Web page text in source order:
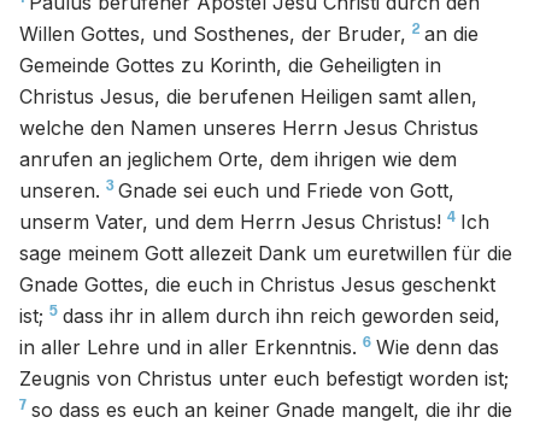
Willen Gottes, und Sosthenes, der Bruder, 2 an die
Gemeinde Gottes zu Korinth, die Geheiligten in
Christus Jesus, die berufenen Heiligen samt allen,
welche den Namen unseres Herrn Jesus Christus
anrufen an jeglichem Orte, dem ihrigen wie dem
unseren. 3 Gnade sei euch und Friede von Gott,
unserm Vater, und dem Herrn Jesus Christus! 4 Ich
sage meinem Gott allezeit Dank um euretwillen für die
Gnade Gottes, die euch in Christus Jesus geschenkt
ist; 5 dass ihr in allem durch ihn reich geworden seid,
in aller Lehre und in aller Erkenntnis. 6 Wie denn das
Zeugnis von Christus unter euch befestigt worden ist;
7 so dass es euch an keiner Gnade mangelt, die ihr die